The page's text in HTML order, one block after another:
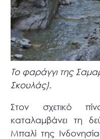
Το φαράγγι της
Σκουλάς).
Στον σχετικό
καταλαμβάνει τη
Μπαλί της